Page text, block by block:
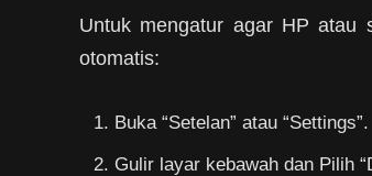
Untuk mengatur agar HP atau
otomatis:
Buka “Setelan” atau “Settings”.
Gulir layar kebawah dan Pilih